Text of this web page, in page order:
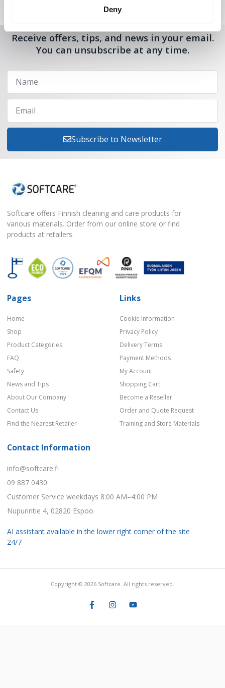
Deny
Receive offers, tips, and news in your email.
You can unsubscribe at any time.
Subscribe to Newsletter
Softcare offers Finnish cleaning and care products for
various materials. Order from our online store or find
products at retailers.
Pages
Home
Shop
Product Categories
FAQ
Safety
News and Tips
About Our Company
Contact Us
Find the Nearest Retailer
Links
Cookie Information
Privacy Policy
Delivery Terms
Payment Methods
My Account
Shopping Cart
Become a Reseller
Order and Quote Request
Training and Store Materials
Contact Information
info@softcare.fi
09 887 0430
Customer Service weekdays 8:00 AM–4:00 PM
Nupurintie 4, 02820 Espoo
AI assistant available in the lower right corner of the site
24/7
Copyright © 2026 Softcare. All rights reserved.